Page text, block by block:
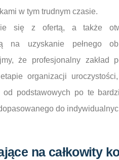
w tym trudnym czasie.
się z ofertą, a także
na uzyskanie pełnego
że profesjonalny
organizacji
od podstawowych po te
do
na całkowity